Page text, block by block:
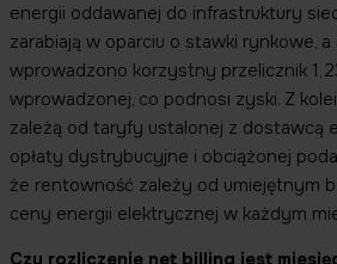
energii oddawanej do infrastruktury
zarabiają w oparciu o stawki rynkowe,
wprowadzono korzystny przelicznik
wprowadzonej, co podnosi zyski. Z
zależą od taryfy ustalonej z dostawcą
opłaty dystrybucyjne i obciążonej
że rentowność zależy od umiejętnym
ceny energii elektrycznej w każdym
Czy rozliczenie net billing jest